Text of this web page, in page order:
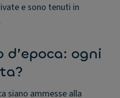
e sono tenuti in
d’epoca: ogni
siano ammesse alla